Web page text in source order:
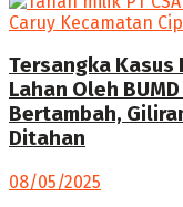
Tersangka Kasus
Lahan Oleh
Bertambah,
Ditahan
08/05/2025